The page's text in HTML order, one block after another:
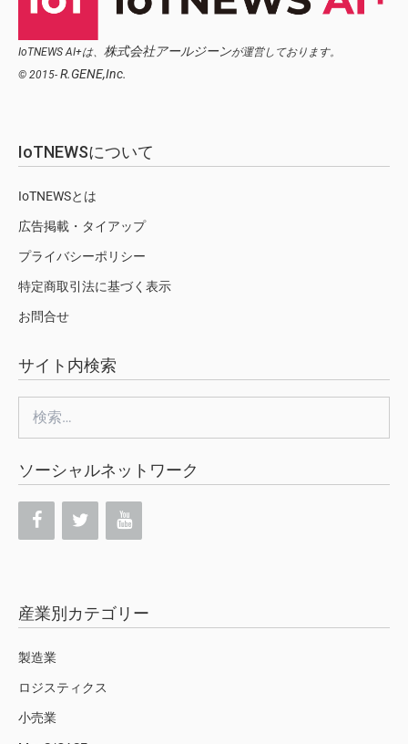
IoTNEWS AI+は、 株式会社アールジーンが運営しております。
© 2015- R.GENE,Inc.
IoTNEWSについて
IoTNEWSとは
広告掲載・タイアップ
プライバシーポリシー
特定商取引法に基づく表示
お問合せ
サイト内検索
索:
ソーシャルネットワーク
産業別カテゴリー
製造業
ロジスティクス
小売業